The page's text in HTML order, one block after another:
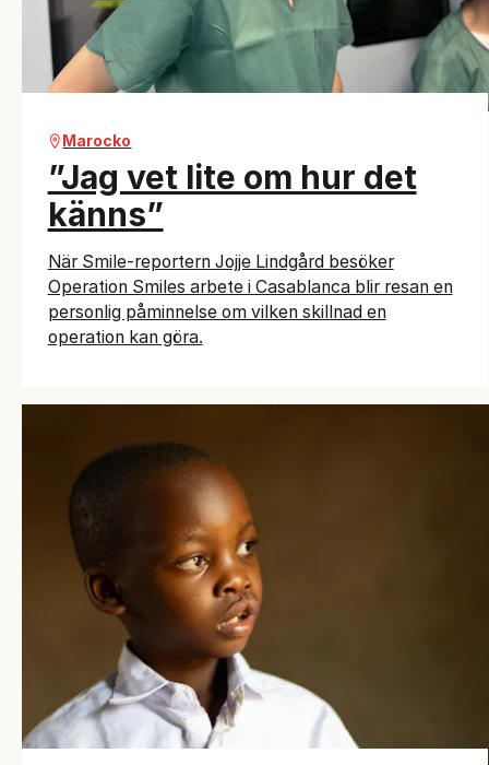
Marocko
”Jag vet lite om hur det
känns”
När Smile-reportern Jojje Lindgård besöker
Operation Smiles arbete i Casablanca blir resan en
personlig påminnelse om vilken skillnad en
operation kan göra.